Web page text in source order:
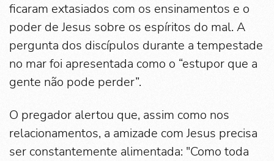
ficaram extasiados com os ensinamentos e o
poder de Jesus sobre os espíritos do mal. A
pergunta dos discípulos durante a tempestade
no mar foi apresentada como o “estupor que a
gente não pode perder”.
O pregador alertou que, assim como nos
relacionamentos, a amizade com Jesus precisa
ser constantemente alimentada: "Como toda